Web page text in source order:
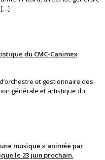
[…]
du CMC-Canimex
d’orchestre et gestionnaire des
générale et artistique du
musique » animée par
le 23 juin prochain.